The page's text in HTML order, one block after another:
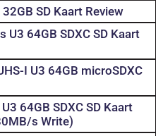
SD Kaart Review
64GB SDXC SD Kaart
I U3 64GB microSDXC
64GB SDXC SD Kaart
s Write)